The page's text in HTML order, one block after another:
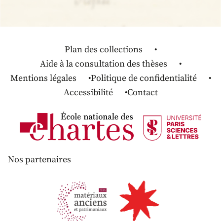
Plan des collections
Aide à la consultation des thèses
Mentions légales
Politique de confidentialité
Accessibilité
Contact
Nos partenaires